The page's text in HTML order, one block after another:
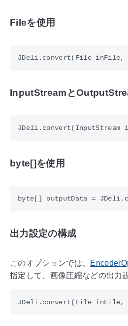
Fileを使用
InputStreamと
byte[]を使用
出力設定の構成
このオプションでは、
指定して、画像圧縮などの出力